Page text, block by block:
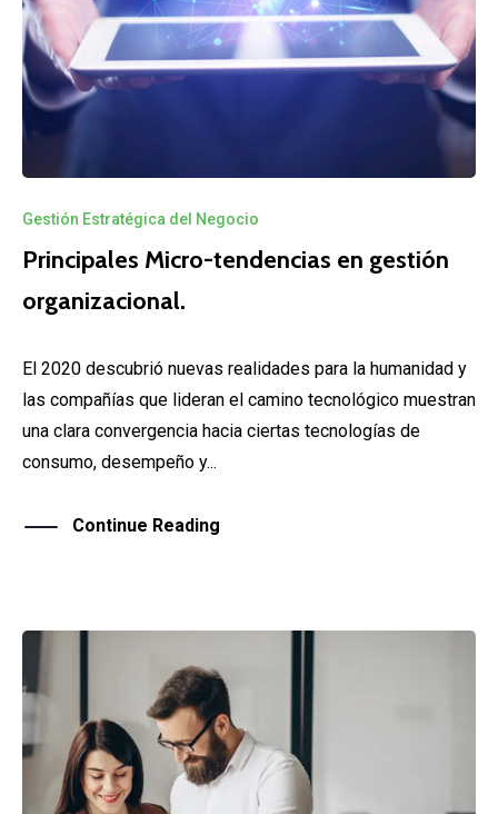
Gestión Estratégica del Negocio
Principales Micro-tendencias en gestión
organizacional.
El 2020 descubrió nuevas realidades para la humanidad y
las compañías que lideran el camino tecnológico muestran
una clara convergencia hacia ciertas tecnologías de
consumo, desempeño y...
Continue Reading